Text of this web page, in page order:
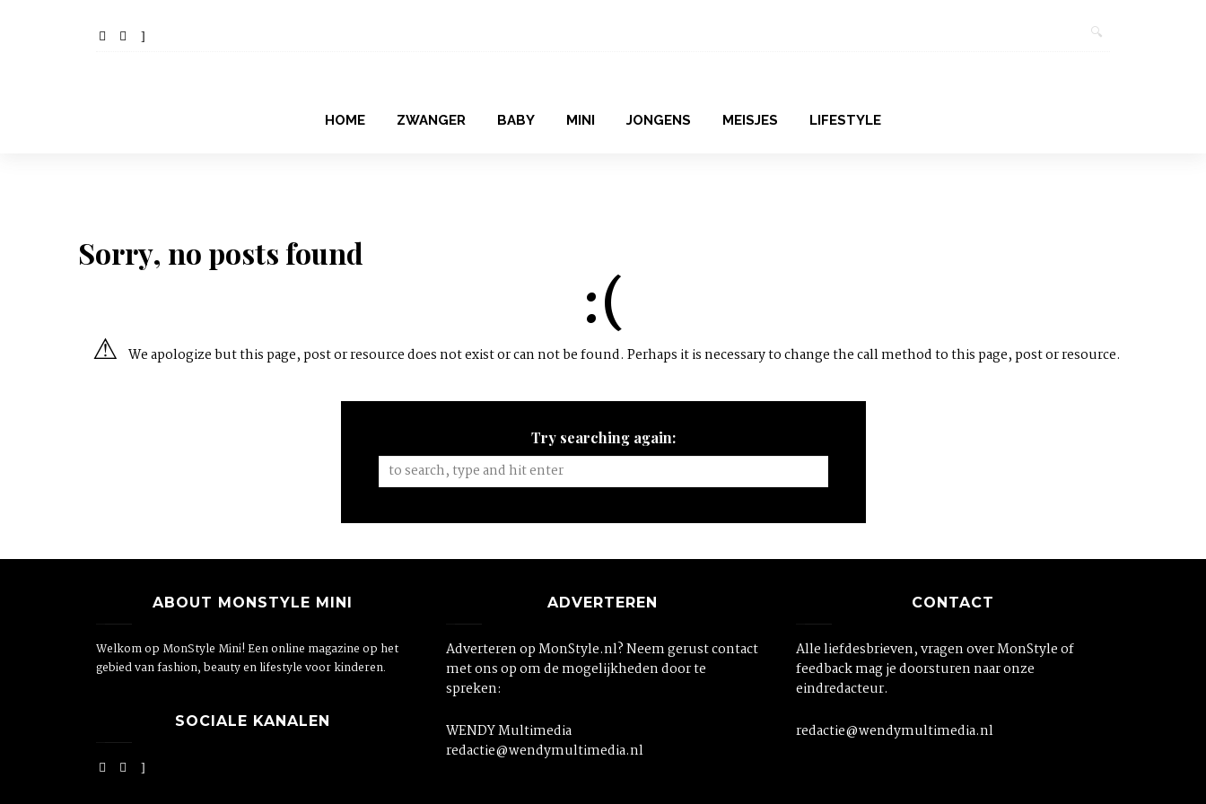
HOME ZWANGER BABY MINI JONGENS MEISJES LIFESTYLE
Sorry, no posts found
:(
We apologize but this page, post or resource does not exist or can not be found. Perhaps it is necessary to change the call method to this page, post or resource.
Try searching again:
ABOUT MONSTYLE MINI
Welkom op MonStyle Mini! Een online magazine op het
gebied van fashion, beauty en lifestyle voor kinderen.
SOCIALE KANALEN
ADVERTEREN
Adverteren op MonStyle.nl? Neem gerust contact
met ons op om de mogelijkheden door te
spreken:
WENDY Multimedia
redactie@wendymultimedia.nl
CONTACT
Alle liefdesbrieven, vragen over MonStyle of
feedback mag je doorsturen naar onze
eindredacteur.
redactie@wendymultimedia.nl